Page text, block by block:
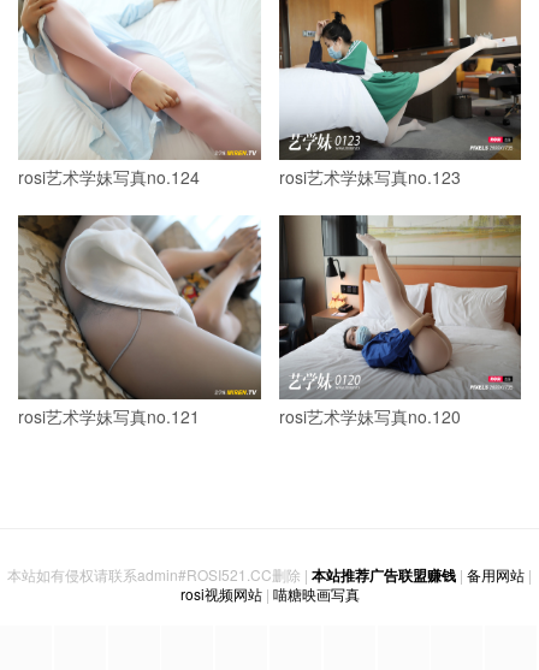
rosi艺术学妹写真no.124 rosi艺术学妹写真no.123
rosi艺术学妹写真no.121 rosi艺术学妹写真no.120
本站如有侵权请联系admin#ROSI521.CC删除 | 本站推荐广告联盟赚钱 | 备用网站 |
rosi视频网站| 喵糖映画写真